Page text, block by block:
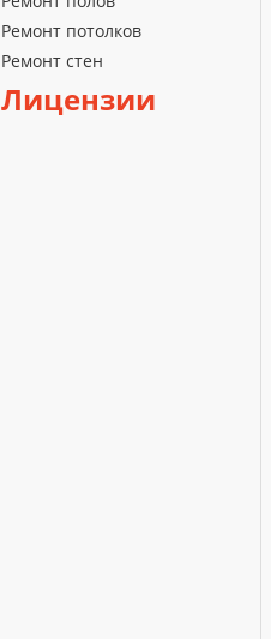
Ремонт потолков
Ремонт стен
Лицензии